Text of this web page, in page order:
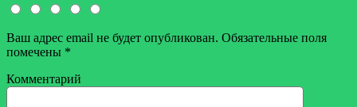
Ваш адрес email не будет опубликован. Обязательные поля
помечены *
Комментарий